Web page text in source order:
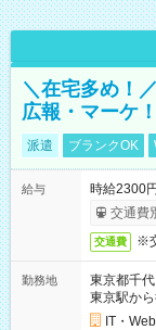
＼在宅多め！
広報・マーケ！
派遣 ブランクOK
給与
時給2300
交通費
交通費 ※
勤務地
東京都千
東京駅か
IT・